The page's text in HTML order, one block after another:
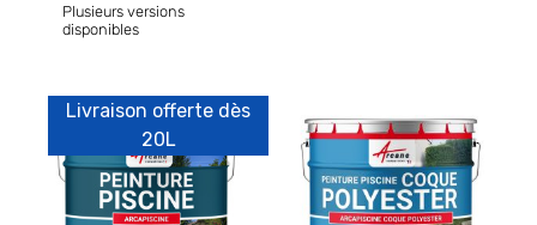
Plusieurs versions
disponibles
Livraison offerte dès
20L